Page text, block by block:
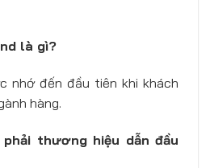
là gì?
nhớ đến đầu tiên khi khách
hàng.
thương hiệu dẫn đầu